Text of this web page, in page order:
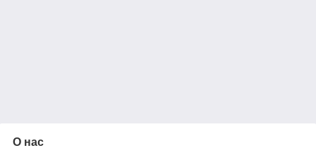
О нас